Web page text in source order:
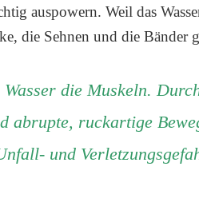
auspowern. Weil das
die Sehnen und die Bänder
die Muskeln.
abrupte, ruckartige
und